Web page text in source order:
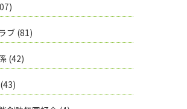
ブ(81)
(42)
(43)